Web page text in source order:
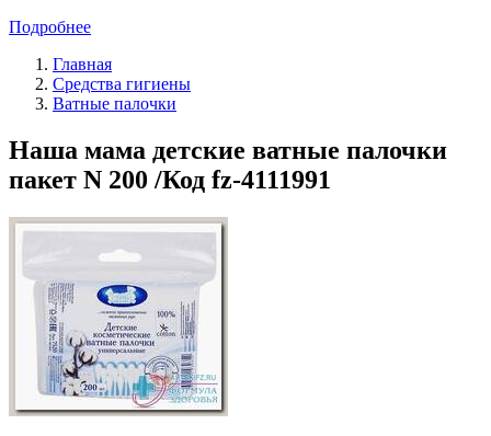
Подробнее
Главная
Средства гигиены
Ватные палочки
Наша мама детские ватные палочки
пакет N 200 /Код fz-4111991